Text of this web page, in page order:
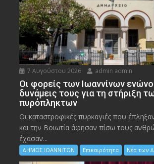
7 Αυγούστου 2026 admin admin
Οι φορείς των Ιωαννίνων
δυνάμεις τους για τη στήριξη
πυρόπληκτων
Οι καταστροφικές πυρκαγιές που
και την Bοιωτία άφησαν πίσω τους
έχασαν...
ΔΗΜΟΣ ΙΩΑΝΝΙΤΩΝ Επικαιρότητα Νέα των